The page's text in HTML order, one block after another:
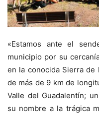
«Estamos ante el
municipio por su
en la conocida Sierra de
de más de 9 km de
Valle del Guadalentín;
su nombre a la trágica